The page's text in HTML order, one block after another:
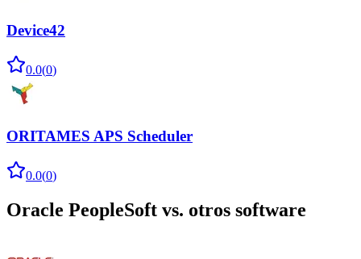
Device42
0.0(0)
ORITAMES APS Scheduler
0.0(0)
Oracle PeopleSoft vs. otros software